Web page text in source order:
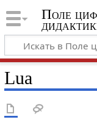
Поле
Lua